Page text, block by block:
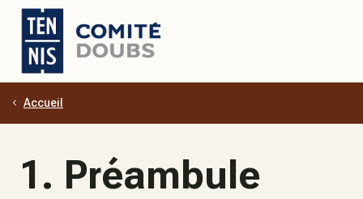
Aller au contenu principal
Accueil
1. Préambule